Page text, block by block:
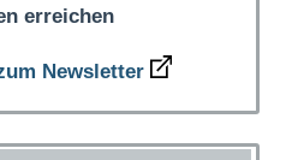
erreichen
Newsletter